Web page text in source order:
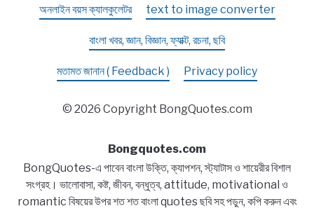
অনলাইন বয়স ক্যালকুলেটর text to image converter
বাংলা খবর, জ্ঞান, বিজ্ঞান, ফ্যাক্ট, রচনা, ছবি
মতামত জানান ( Feedback ) Privacy policy
© 2026 Copyright BongQuotes.com
Bongquotes.com
BongQuotes-এ পাবেন বাংলা উক্তি, ক্যাপশন, স্ট্যাটাস ও শায়েরীর বিশাল
সংগ্রহ। ভালোবাসা, কষ্ট, জীবন, বন্ধুত্ব, attitude, motivational ও
romantic বিষয়ের উপর শত শত বাংলা quotes ছবি সহ পড়ুন, কপি করুন এবং